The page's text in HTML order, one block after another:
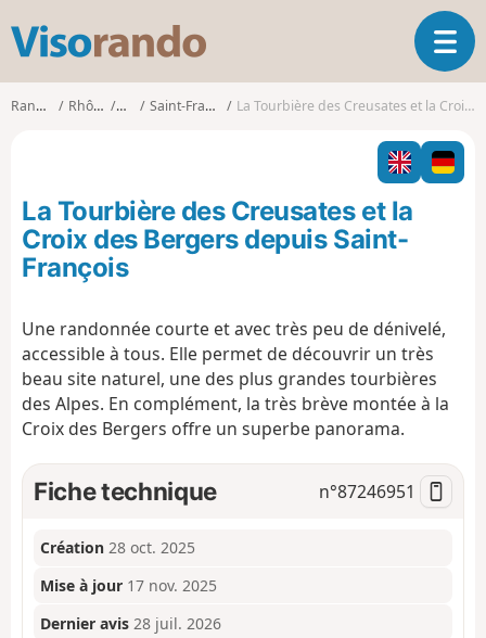
s
o
O
u
v
i
r
l
o
Randonnées Rhône-Alpes SavoieSaint-François-de-Sales La Tourbière des Creusates et la Croix des Bergers depuis Saint-François
La Tourbière des Creusates et la
Croix des Bergers depuis Saint-
François
Une randonnée courte et avec très peu de dénivelé,
accessible à tous. Elle permet de découvrir un très
beau site naturel, une des plus grandes tourbières
des Alpes. En complément, la très brève montée à la
Croix des Bergers offre un superbe panorama.
Fiche technique n°87246951
Création 28 oct. 2025
Mise à jour 17 nov. 2025
Dernier avis 28 juil. 2026